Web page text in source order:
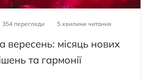
354 перегляди 5 хвилини читання
вересень: місяць нових
та гармонії